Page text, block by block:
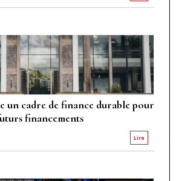
un cadre de finance durable pour
financements
Lire